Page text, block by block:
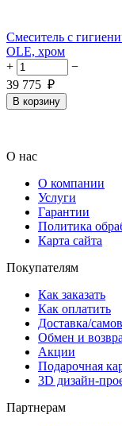
Смеситель с
OLE, хром
+
−
39 775 ₽
В корзину
О нас
О компании
Услуги
Гарантии
Политика
Карта сайта
Покупателям
Как заказать
Как оплатить
Доставка/
Обмен и
Акции
Подарочная
3D дизайн-
Партнерам